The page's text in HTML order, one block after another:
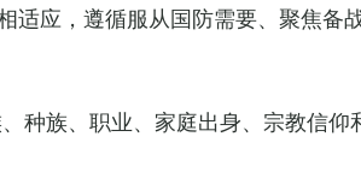
适应，遵循服从国防需要、聚焦备
种族、职业、家庭出身、宗教信